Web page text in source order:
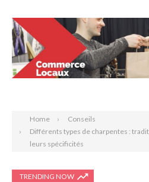
Home
Conseils
Différents types de charpentes :
leurs spécificités
TRENDING NOW